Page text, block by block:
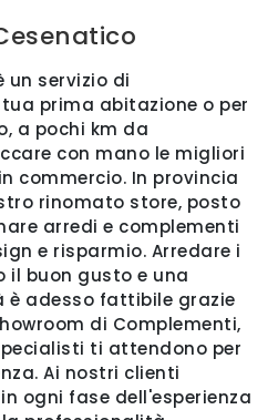
un servizio di
prima abitazione o per
a pochi km da
con mano le migliori
commercio. In provincia
rinomato store, posto
arredi e complementi
e risparmio. Arredare i
il buon gusto e una
è adesso fattibile grazie
di Complementi,
ti attendono per
Ai nostri clienti
ogni fase dell'esperienza